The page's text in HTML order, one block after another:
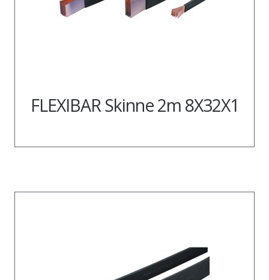
FLEXIBAR Skinne 2m 8X32X1